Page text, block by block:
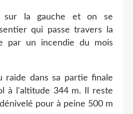
sur la gauche et on se
qui passe travers la
par un incendie du mois
raide dans sa partie finale
à l'altitude 344 m. Il reste
pour à peine 500 m